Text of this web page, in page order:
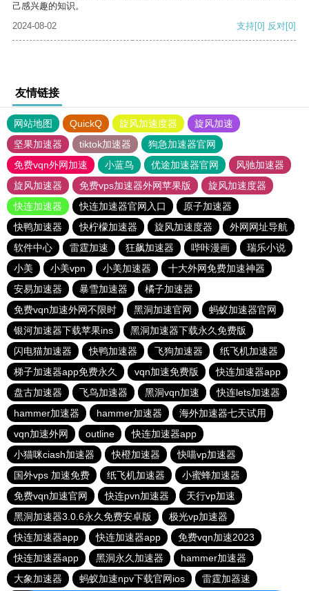
己感兴趣的知识。
2024-08-02
支持[0] 反对[0]
友情链接
网站地图 QuickQ 旋风加速度器
旋风加速
坚果加速器
tiktok加速器
狗急加速器官网
免费vqn外网加速
小蓝鸟 优途加速器官网
风驰加速器
旋风加速器
免费vps加速器外网苹果版
旋风加速度器
快连加速器
快连加速器官网入口
原子加速器
快鸭加速器
快柠檬加速器 旋风加速度器
外网网址导航
软件中心
雷霆加速 狂飙加速器 哔咔漫画
瑞乐小说
小美
小美vpn 小美加速器
十大外网免费加速神器
安易加速器
暴雪加速器
橘子加速器
免费vqn加速外网不限时
黑洞加速官网
蚂蚁加速器官网
银河加速器下载苹果ins
黑洞加速器下载永久免费版
闪电猫加速器
快鸭加速器 飞狗加速器
纸飞机加速器
梯子加速器app免费永久
vqn加速免费版
快连加速器app
盘古加速器
飞鸟加速器 黑洞vqn加速
快连lets加速器
hammer加速器
hammer加速器
海外加速器七天试用
vqn加速外网
outline
快连加速器app
小猫咪ciash加速器
快橙加速器
快喵vp加速器
国外vps 加速免费
纸飞机加速器
小蜜蜂加速器
免费vqn加速官网
快连pvn加速器
天行vp加速
黑洞加速器3.0.6永久免费安卓版
极光vp加速器
快连加速器app
快连加速器app
免费vqn加速2023
快连加速器app
黑洞永久加速器
hammer加速器
大象加速器
蚂蚁加速npv下载官网ios 雷霆加器速